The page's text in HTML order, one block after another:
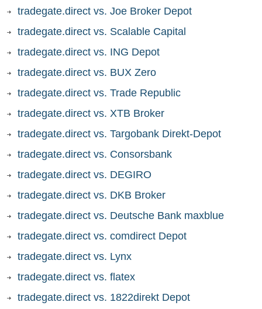
tradegate.direct vs. Joe Broker Depot
tradegate.direct vs. Scalable Capital
tradegate.direct vs. ING Depot
tradegate.direct vs. BUX Zero
tradegate.direct vs. Trade Republic
tradegate.direct vs. XTB Broker
tradegate.direct vs. Targobank Direkt-Depot
tradegate.direct vs. Consorsbank
tradegate.direct vs. DEGIRO
tradegate.direct vs. DKB Broker
tradegate.direct vs. Deutsche Bank maxblue
tradegate.direct vs. comdirect Depot
tradegate.direct vs. Lynx
tradegate.direct vs. flatex
tradegate.direct vs. 1822direkt Depot